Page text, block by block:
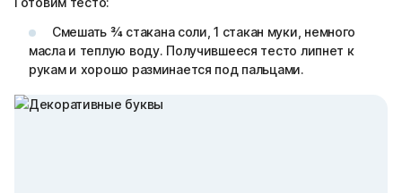
Смешать ¾ стакана соли, 1 стакан муки, немного
масла и теплую воду. Получившееся тесто липнет к
рукам и хорошо разминается под пальцами.